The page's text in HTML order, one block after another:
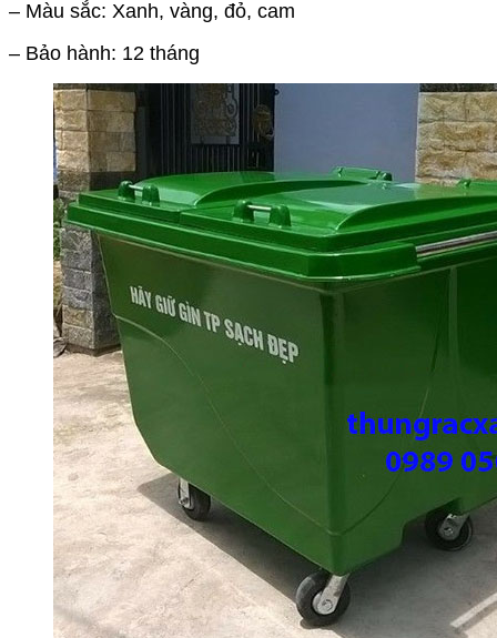
– Màu sắc: Xanh, vàng, đỏ, cam
– Bảo hành: 12 tháng